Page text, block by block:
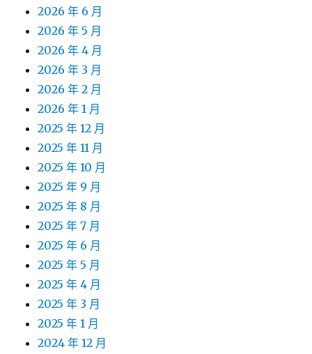
2026 年 6 月
2026 年 5 月
2026 年 4 月
2026 年 3 月
2026 年 2 月
2026 年 1 月
2025 年 12 月
2025 年 11 月
2025 年 10 月
2025 年 9 月
2025 年 8 月
2025 年 7 月
2025 年 6 月
2025 年 5 月
2025 年 4 月
2025 年 3 月
2025 年 1 月
2024 年 12 月